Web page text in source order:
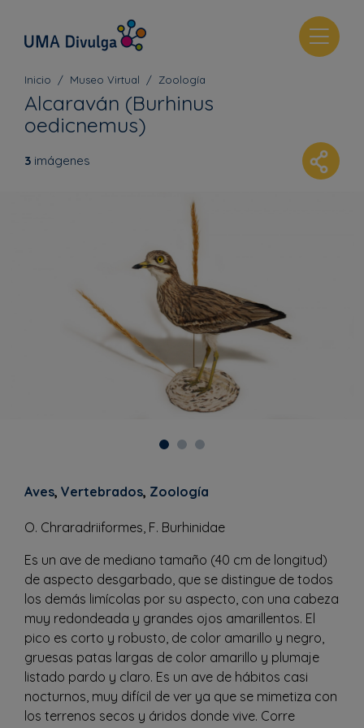
T
o
a
Inicio Museo Virtual Zoología
Alcaraván (Burhinus
oedicnemus)
3 imágenes
Aves, Vertebrados, Zoología
O. Chraradriiformes, F. Burhinidae
Es un ave de mediano tamaño (40 cm de longitud)
de aspecto desgarbado, que se distingue de todos
los demás limícolas por su aspecto, con una cabeza
muy redondeada y grandes ojos amarillentos. El
pico es corto y robusto, de color amarillo y negro,
gruesas patas largas de color amarillo y plumaje
listado pardo y claro. Es un ave de hábitos casi
nocturnos, muy difícil de ver ya que se mimetiza con
los terrenos secos y áridos donde vive. Corre